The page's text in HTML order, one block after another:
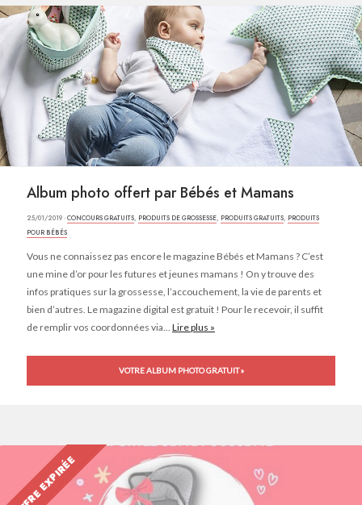
Album photo offert par Bébés et Mamans
25/01/2019 ·CONCOURS GRATUITS, PRODUITS DE GROSSESSE, PRODUITS GRATUITS, PRODUITS
POUR BÉBÉS
Vous ne connaissez pas encore le magazine Bébés et Mamans ? C’est
une mine d’or pour les futures et jeunes mamans ! On y trouve des
infos pratiques sur la grossesse, l’accouchement, la vie de parents et
bien d’autres. Le magazine digital est gratuit ! Pour le recevoir, il suffit
de remplir vos coordonnées via... Lire plus »
VOTRE ALBUM PHOTO GRATUIT »
OFFRE EXPIRÉE